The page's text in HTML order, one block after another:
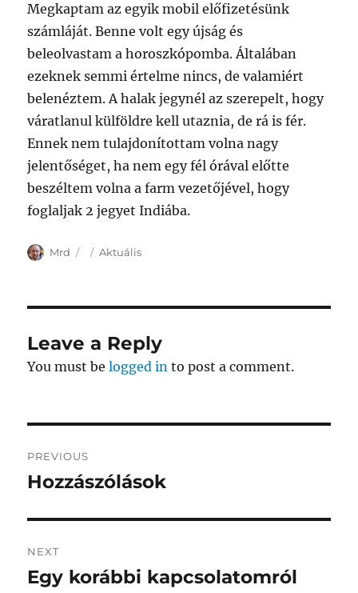
Megkaptam az egyik mobil előfizetésünk
számláját. Benne volt egy újság és
beleolvastam a horoszkópomba. Általában
ezeknek semmi értelme nincs, de valamiért
belenéztem. A halak jegynél az szerepelt, hogy
váratlanul külföldre kell utaznia, de rá is fér.
Ennek nem tulajdonítottam volna nagy
jelentőséget, ha nem egy fél órával előtte
beszéltem volna a farm vezetőjével, hogy
foglaljak 2 jegyet Indiába.
Author
Mrd
Posted
Categories
Aktuális
Leave a Reply
You must belogged in to post a comment.
navigation
PREVIOUS
Previous
Hozzászólások
NEXT
Next
Egy korábbi kapcsolatomról